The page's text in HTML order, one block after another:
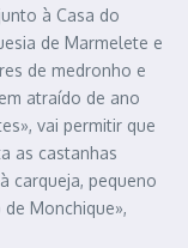
à Casa do
de Marmelete e
de medronho e
atraído de ano
vai permitir que
as castanhas
carqueja, pequeno
Monchique»,